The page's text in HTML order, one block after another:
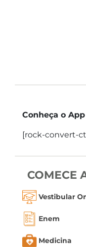
Conheça o
[rock-convert-
COMECE
Vestibular
Enem
Medicina